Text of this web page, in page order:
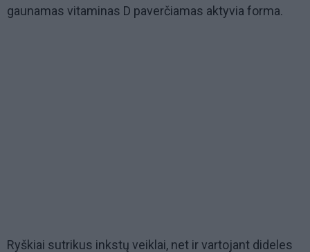
gaunamas vitaminas D paverčiamas aktyvia forma.
Ryškiai sutrikus inkstų veiklai, net ir vartojant dideles